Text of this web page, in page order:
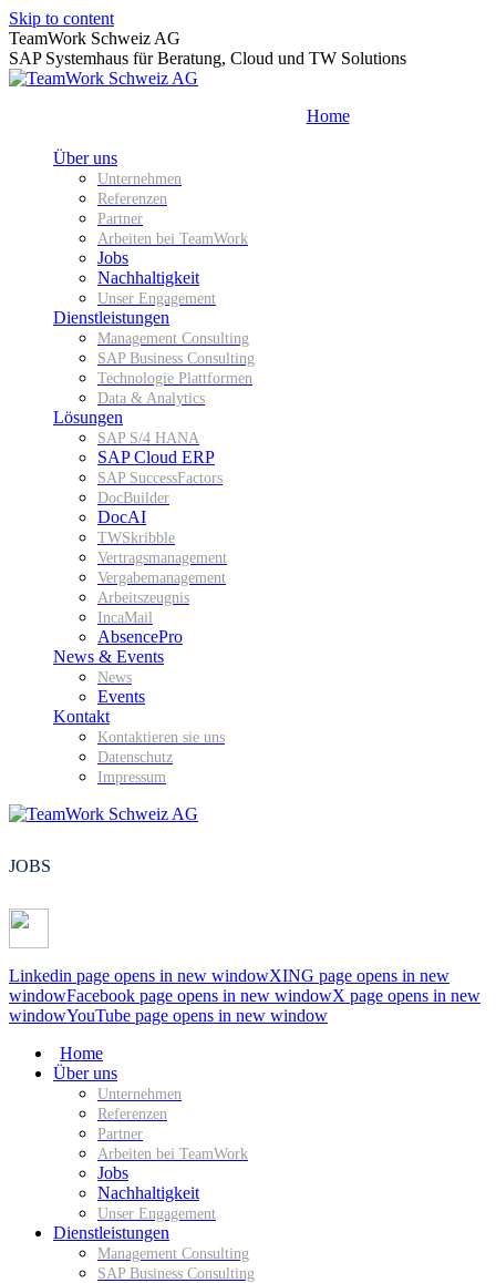
Skip to content
TeamWork Schweiz AG
SAP Systemhaus für Beratung, Cloud und TW Solutions
Home
Über uns
Unternehmen
Referenzen
Partner
Arbeiten bei TeamWork
Jobs
Nachhaltigkeit
Unser Engagement
Dienstleistungen
Management Consulting
SAP Business Consulting
Technologie Plattformen
Data & Analytics
Lösungen
SAP S/4 HANA
SAP Cloud ERP
SAP SuccessFactors
DocBuilder
DocAI
TWSkribble
Vertragsmanagement
Vergabemanagement
Arbeitszeugnis
IncaMail
AbsencePro
News & Events
News
Events
Kontakt
Kontaktieren sie uns
Datenschutz
Impressum
JOBS
Linkedin page opens in new windowXING page opens in new
windowFacebook page opens in new windowX page opens in new
windowYouTube page opens in new window
Home
Über uns
Unternehmen
Referenzen
Partner
Arbeiten bei TeamWork
Jobs
Nachhaltigkeit
Unser Engagement
Dienstleistungen
Management Consulting
SAP Business Consulting